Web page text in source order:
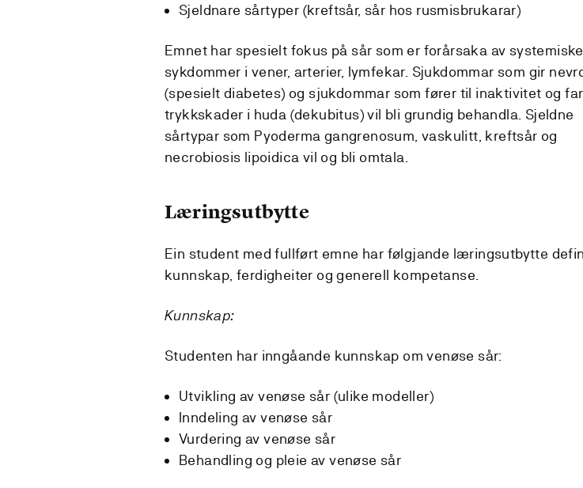
Sjeldnare sårtyper (kreftsår, sår hos rusmisbrukarar)
Emnet har spesielt fokus på sår som er forårsaka av systemiske
sykdommer i vener, arterier, lymfekar. Sjukdommar som gir
(spesielt diabetes) og sjukdommar som fører til inaktivitet og
trykkskader i huda (dekubitus) vil bli grundig behandla. Sjeldne
sårtypar som Pyoderma gangrenosum, vaskulitt, kreftsår og
necrobiosis lipoidica vil og bli omtala.
Læringsutbytte
Ein student med fullført emne har følgjande læringsutbytte
kunnskap, ferdigheiter og generell kompetanse.
Kunnskap:
Studenten har inngåande kunnskap om venøse sår:
Utvikling av venøse sår (ulike modeller)
Inndeling av venøse sår
Vurdering av venøse sår
Behandling og pleie av venøse sår